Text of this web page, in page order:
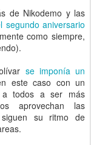
de Nikodemo y las
segundo aniversario
como siempre,
se imponía un
este caso con un
a todos a ser más
aprovechan las
su ritmo de